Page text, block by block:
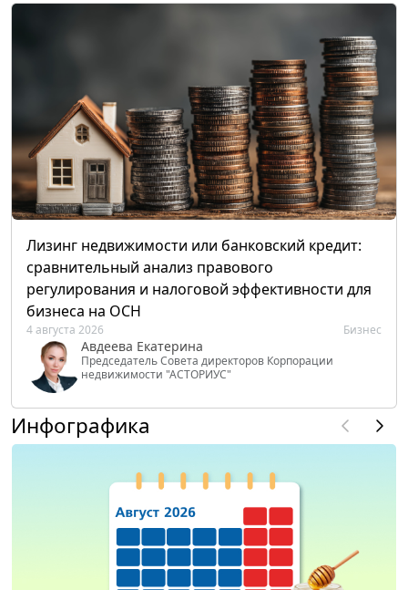
Лизинг недвижимости или банковский кредит:
сравнительный анализ правового
регулирования и налоговой эффективности для
бизнеса на ОСН
4 августа 2026 Бизнес
Авдеева Екатерина
Председатель Совета директоров Корпорации
недвижимости "АСТОРИУС"
Инфографика